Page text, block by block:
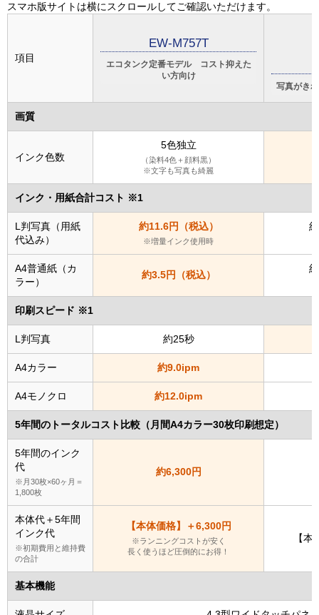
スマホ版サイトは横にスクロールしてご確認いただけます。
項目
EW-M757T
エコタンク定番モデル コスト抑えた
い方向け
写真がき
画質
インク色数
5色独立
（染料4色＋顔料黒）
※文字も写真も綺麗
インク・用紙合計コスト ※1
L判写真（用紙
代込み）
約11.6円（税込）
※増量インク使用時
A4普通紙（カ
ラー）
約3.5円（税込）
印刷スピード ※1
L判写真 約25秒
A4カラー 約9.0ipm
A4モノクロ 約12.0ipm
5年間のトータルコスト比較（月間A4カラー30枚印刷想定）
5年間のインク
代
※月30枚×60ヶ月＝
1,800枚
約6,300円
本体代＋5年間
インク代
※初期費用と維持費
の合計
【本体価格】＋6,300円
※ランニングコストが安く
長く使うほど圧倒的にお得！
【
基本機能